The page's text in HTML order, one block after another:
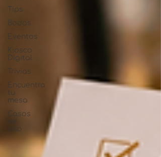
Tips
Bodas
Eventos
Kiosco
Digital
Trivias
Encuentra
tu
mesa
Casos
de
Uso